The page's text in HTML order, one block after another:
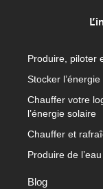
Produire, piloter
Stocker
Chauffer votre
l’énergie solaire
Chauffer et
Produire de
Blog